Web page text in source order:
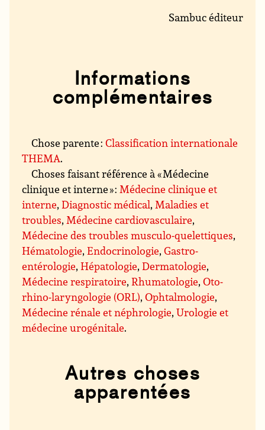
Sambuc éditeur
Informations
complémentaires
Chose parente :Classification internationale
THEMA.
Choses faisant référence à « Médecine
clinique et interne » :Médecine clinique et
interne,Diagnostic médical,Maladies et
troubles,Médecine cardiovasculaire,
Médecine des troubles musculo-quelettiques,
Hématologie,Endocrinologie,Gastro-
entérologie,Hépatologie,Dermatologie,
Médecine respiratoire,Rhumatologie,Oto-
rhino-laryngologie (ORL),Ophtalmologie,
Médecine rénale et néphrologie,Urologie et
médecine urogénitale.
Autres choses
apparentées